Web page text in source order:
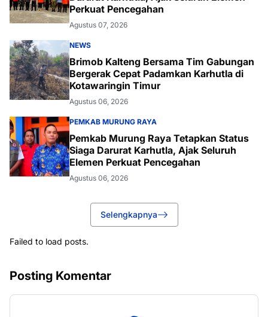
Perkuat Pencegahan
Agustus 07, 2026
NEWS
Brimob Kalteng Bersama Tim Gabungan
Bergerak Cepat Padamkan Karhutla di
Kotawaringin Timur
Agustus 06, 2026
PEMKAB MURUNG RAYA
Pemkab Murung Raya Tetapkan Status
Siaga Darurat Karhutla, Ajak Seluruh
Elemen Perkuat Pencegahan
Agustus 06, 2026
Selengkapnya
Failed to load posts.
Posting Komentar